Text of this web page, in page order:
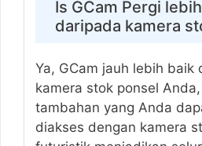
Is GCam Pergi
daripada kamera
Ya, GCam jauh lebih baik
kamera stok ponsel
tambahan yang Anda
diakses dengan kamera